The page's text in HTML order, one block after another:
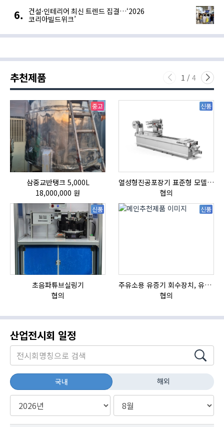
건설·인테리어 최신 트렌드 집결…‘2026
코리아빌드위크’
추천제품 1 / 4
중고
삼중교반탱크 5,000L
18,000,000 원
신품
열성형진공포장기 표준형 모델 OMNIVAC S-200
협의
신품
초음파튜브실링기
협의
신품
주유소용 유증기 회수장치, 유증기 회수장치, 방폭형, 방폭형 유증기 회수장치
협의
산업전시회 일정
국내 해외